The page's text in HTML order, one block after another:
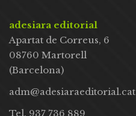
adesiara editorial
Apartat de Correus, 6
08760 Martorell
(Barcelona)
adm@adesiaraeditorial.cat
Tel. 937 736 889